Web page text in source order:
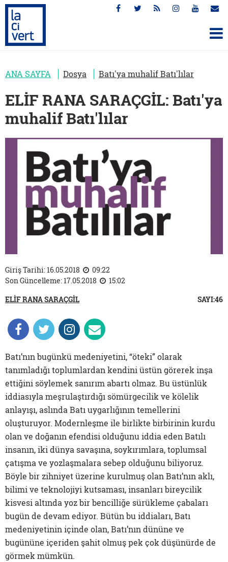
ANA SAYFA Dosya Batı'ya muhalif Batı'lılar
ELİF RANA SARAÇGİL: Batı'ya
muhalif Batı'lılar
Giriş Tarihi: 16.05.2018
09:22
Son Güncelleme: 17.05.2018
15:02
ELİF RANA SARAÇGİL
SAYI:46
Batı’nın bugünkü medeniyetini, “öteki” olarak
tanımladığı toplumlardan kendini üstün görerek inşa
ettiğini söylemek sanırım abartı olmaz. Bu üstünlük
iddiasıyla meşrulaştırdığı sömürgecilik ve kölelik
anlayışı, aslında Batı uygarlığının temellerini
oluşturuyor. Modernleşme ile birlikte birbirinin kurdu
olan ve doğanın efendisi olduğunu iddia eden Batılı
insanın, iki dünya savaşına, soykırımlara, toplumsal
çatışma ve yozlaşmalara sebep olduğunu biliyoruz.
Böyle bir zihniyet üzerine kurulmuş olan Batı’nın aklı,
bilimi ve teknolojiyi kutsaması, insanları bireycilik
kisvesi altında yoz bir bencilliğe sürükleme çabaları
bugün de devam ediyor. Bütün bu iddiaları, Batı
medeniyetinin içinde olan, Batı’nın dününe ve
bugününe içeriden şahit olmuş pek çok düşünürde de
görmek mümkün.